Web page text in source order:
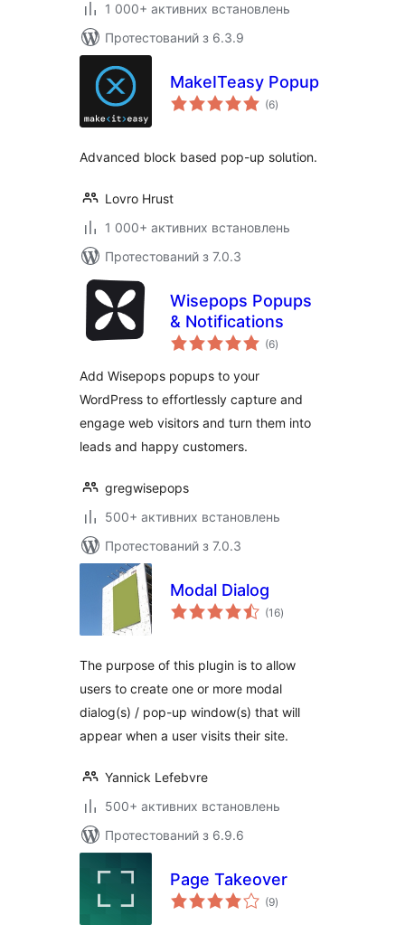
1 000+ активних встановлень
Протестований з 6.3.9
MakeITeasy Popup
(6загальний
рейтинг
)
Advanced block based pop-up solution.
Lovro Hrust
1 000+ активних встановлень
Протестований з 7.0.3
Wisepops Popups
& Notifications
(6загальний
рейтинг
)
Add Wisepops popups to your
WordPress to effortlessly capture and
engage web visitors and turn them into
leads and happy customers.
gregwisepops
500+ активних встановлень
Протестований з 7.0.3
Modal Dialog
(16загальний
рейтинг
)
The purpose of this plugin is to allow
users to create one or more modal
dialog(s) / pop-up window(s) that will
appear when a user visits their site.
Yannick Lefebvre
500+ активних встановлень
Протестований з 6.9.6
Page Takeover
(9загальний
рейтинг
)